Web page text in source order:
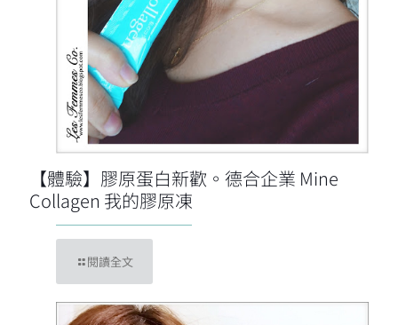
【體驗】膠原蛋白新歡。德合企業 Mine
Collagen 我的膠原凍
閱讀全文